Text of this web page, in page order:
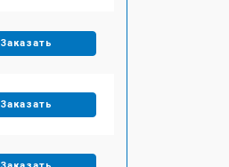
Заказать
Заказать